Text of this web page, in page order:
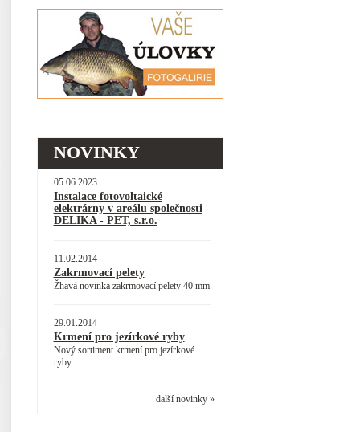
NOVINKY
05.06.2023
Instalace fotovoltaické
elektrárny v areálu společnosti
DELIKA - PET, s.r.o.
11.02.2014
Zakrmovací pelety
Žhavá novinka zakrmovací pelety 40 mm
29.01.2014
Krmení pro jezírkové ryby
Nový sortiment krmení pro jezírkové
ryby.
další novinky »